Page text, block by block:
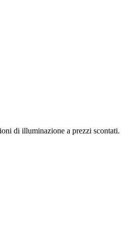
di illuminazione a prezzi scontati.